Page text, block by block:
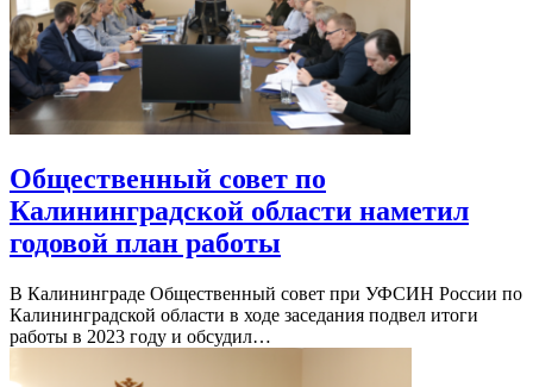
Общественный совет по
Калининградской области наметил
годовой план работы
В Калининграде Общественный совет при УФСИН России по
Калининградской области в ходе заседания подвел итоги
работы в 2023 году и обсудил…